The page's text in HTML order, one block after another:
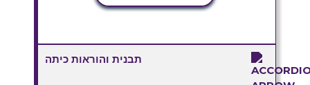
תבנית והוראות כיתה